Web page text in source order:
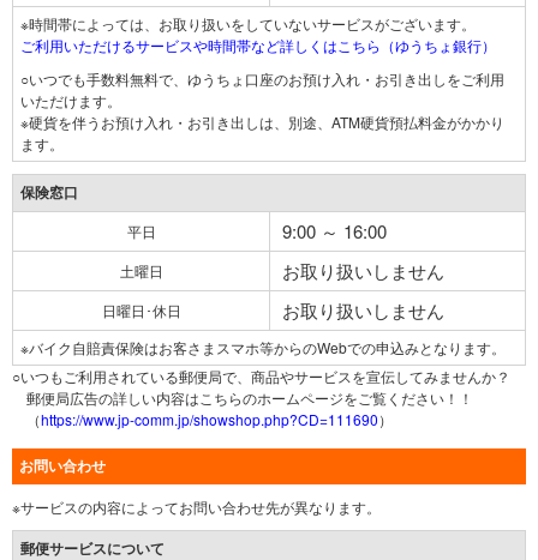
※時間帯によっては、お取り扱いをしていないサービスがございます。
ご利用いただけるサービスや時間帯など詳しくはこちら（ゆうちょ銀行）
○いつでも手数料無料で、ゆうちょ口座のお預け入れ・お引き出しをご利用
いただけます。
※硬貨を伴うお預け入れ・お引き出しは、別途、ATM硬貨預払料金がかかり
ます。
保険窓口
平日 9:00 ～ 16:00
土曜日 お取り扱いしません
日曜日･休日 お取り扱いしません
※バイク自賠責保険はお客さまスマホ等からのWebでの申込みとなります。
○いつもご利用されている郵便局で、商品やサービスを宣伝してみませんか？
郵便局広告の詳しい内容はこちらのホームページをご覧ください！！
（https://www.jp-comm.jp/showshop.php?CD=111690）
お問い合わせ
※サービスの内容によってお問い合わせ先が異なります。
郵便サービスについて